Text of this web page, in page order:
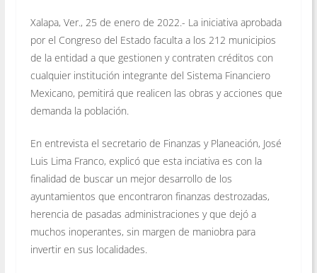
Xalapa, Ver., 25 de enero de 2022.- La iniciativa aprobada
por el Congreso del Estado faculta a los 212 municipios
de la entidad a que gestionen y contraten créditos con
cualquier institución integrante del Sistema Financiero
Mexicano, pemitirá que realicen las obras y acciones que
demanda la población.
En entrevista el secretario de Finanzas y Planeación, José
Luis Lima Franco, explicó que esta inciativa es con la
finalidad de buscar un mejor desarrollo de los
ayuntamientos que encontraron finanzas destrozadas,
herencia de pasadas administraciones y que dejó a
muchos inoperantes, sin margen de maniobra para
invertir en sus localidades.